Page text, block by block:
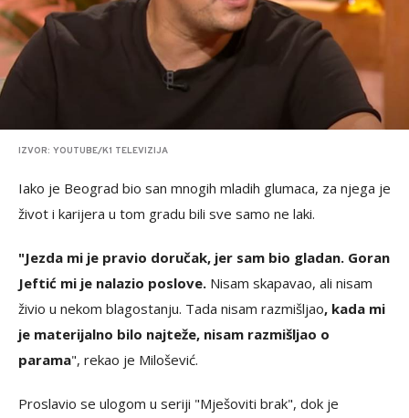
IZVOR: YOUTUBE/K1 TELEVIZIJA
Iako je Beograd bio san mnogih mladih glumaca, za njega je
život i karijera u tom gradu bili sve samo ne laki.
"Jezda mi je pravio doručak, jer sam bio gladan. Goran
Jeftić mi je nalazio poslove. Nisam skapavao, ali nisam
živio u nekom blagostanju. Tada nisam razmišljao, kada mi
je materijalno bilo najteže, nisam razmišljao o
parama", rekao je Milošević.
Proslavio se ulogom u seriji "Mješoviti brak", dok je